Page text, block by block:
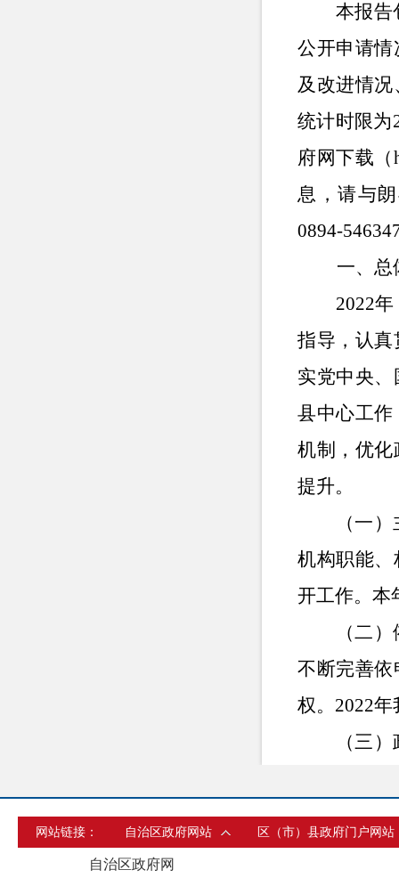
本报告
公开申请
及改进情
统计时限为
府网下载 （
息，请与
0894-
一、总
2022
指导，认
实党中央
县中心工
机制，优
提升。
（一）
机构职能
开工作。本
（二
不断完善
权。 2022
（三
请公开、
作。同时
网站链接： 自治区政府网站 区（市）县政府门户网站
自治区政府网